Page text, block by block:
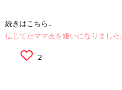
続きはこちら↓
信じてたママ友を嫌いになりました
2